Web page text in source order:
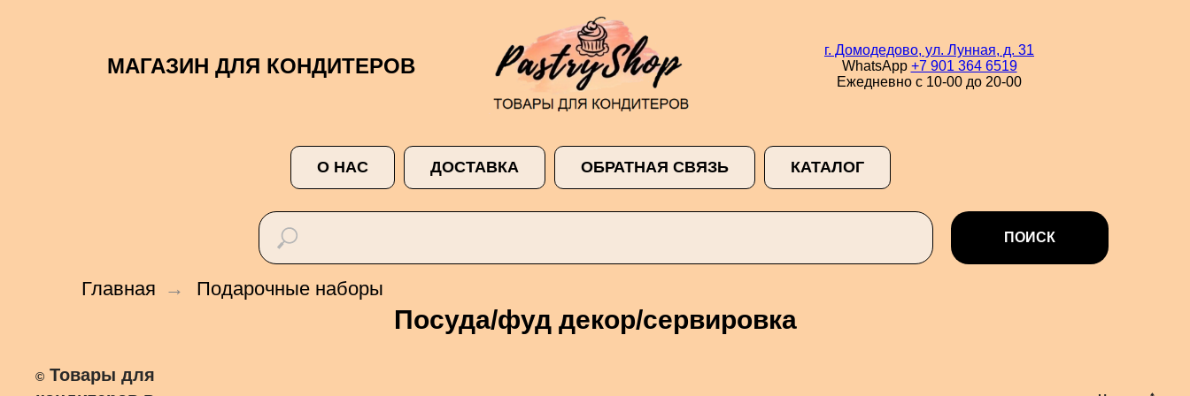
МАГАЗИН ДЛЯ КОНДИТЕРОВ
г. Домодедово, ул. Лунная, д. 31
WhatsApp +7 901 364 6519
Ежедневно с 10-00 до 20-00
О НАС ДОСТАВКА ОБРАТНАЯ СВЯЗЬ КАТАЛОГ
ПОИСК
Главная → Подарочные наборы
Посуда/фуд декор/сервировка
© Товары для